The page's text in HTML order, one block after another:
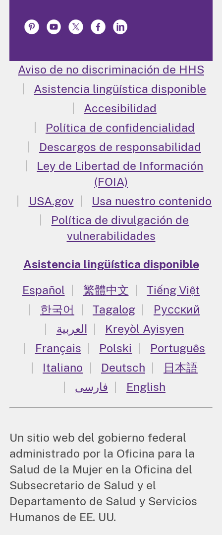
Aviso de no discriminación de HHS
Asistencia lingüística disponible
Accesibilidad
Política de confidencialidad
Descargos de responsabilidad
Ley de Libertad de Información
(FOIA)
USA.gov
Usa nuestro contenido
Política de divulgación de
vulnerabilidades
Asistencia lingüística disponible
Español
繁體中文
Tiếng Việt
한국어
Tagalog
Русский
العربية
Kreyòl Ayisyen
Français
Polski
Português
Italiano
Deutsch
日本語
فارسی
English
Un sitio web del gobierno federal
administrado por la Oficina para la
Salud de la Mujer en la Oficina del
Subsecretario de Salud y el
Departamento de Salud y Servicios
Humanos de EE. UU.